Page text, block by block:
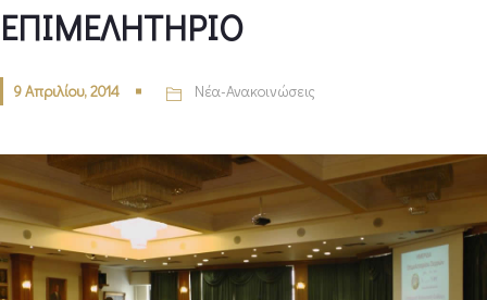
ΕΠΙΜΕΛΗΤΗΡΙΟ
9 Απριλίου, 2014 Νέα-Ανακοινώσεις